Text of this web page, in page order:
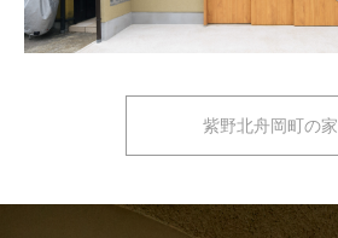
紫野北舟岡町の家